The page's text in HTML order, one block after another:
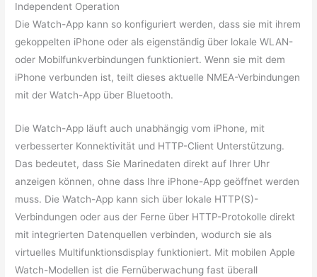
Independent Operation
Die Watch-App kann so konfiguriert werden, dass sie mit ihrem
gekoppelten iPhone oder als eigenständig über lokale WLAN-
oder Mobilfunkverbindungen funktioniert. Wenn sie mit dem
iPhone verbunden ist, teilt dieses aktuelle NMEA-Verbindungen
mit der Watch-App über Bluetooth.
Die Watch-App läuft auch unabhängig vom iPhone, mit
verbesserter Konnektivität und HTTP-Client Unterstützung.
Das bedeutet, dass Sie Marinedaten direkt auf Ihrer Uhr
anzeigen können, ohne dass Ihre iPhone-App geöffnet werden
muss. Die Watch-App kann sich über lokale HTTP(S)-
Verbindungen oder aus der Ferne über HTTP-Protokolle direkt
mit integrierten Datenquellen verbinden, wodurch sie als
virtuelles Multifunktionsdisplay funktioniert. Mit mobilen Apple
Watch-Modellen ist die Fernüberwachung fast überall